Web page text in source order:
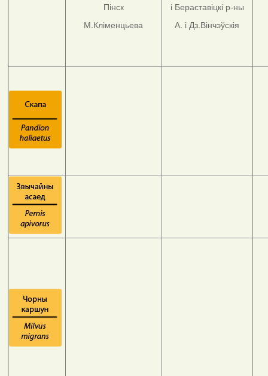
Пінск
М.Кліменцьева
і Бераставіцкі р-ны
А. і Дз.Вінчэўскія